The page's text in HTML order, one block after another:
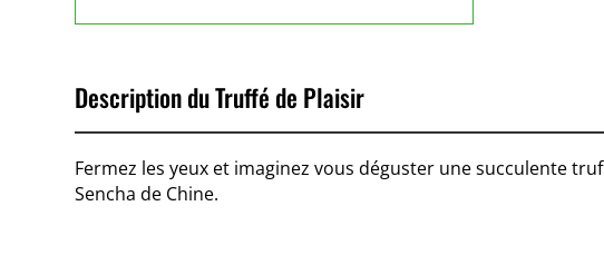
Description du Truffé de Plaisir
Fermez les yeux et imaginez vous déguster une succulente
Sencha de Chine.